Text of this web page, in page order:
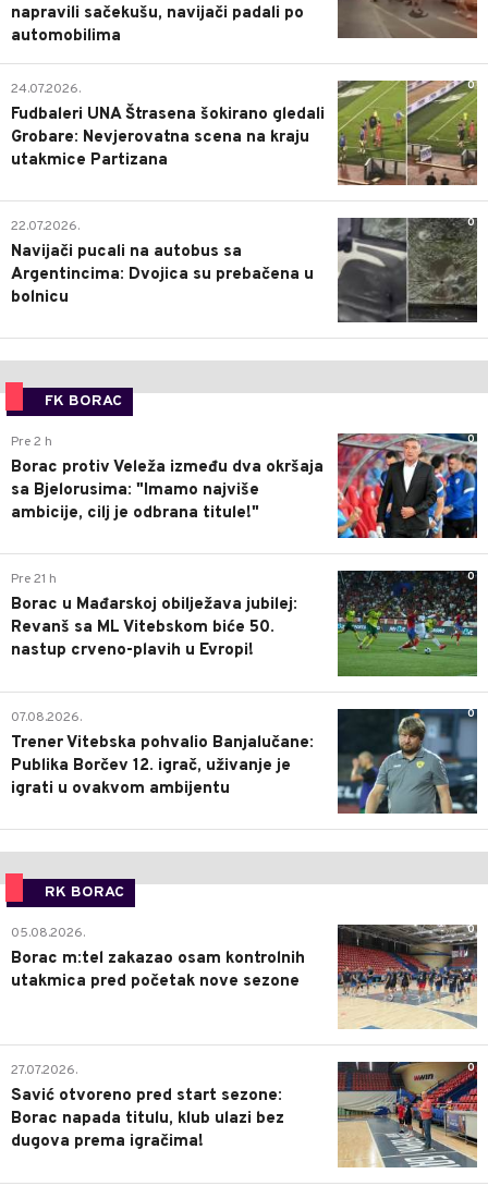
napravili sačekušu, navijači padali po
automobilima
0
24.07.2026.
Fudbaleri UNA Štrasena šokirano gledali
Grobare: Nevjerovatna scena na kraju
utakmice Partizana
0
22.07.2026.
Navijači pucali na autobus sa
Argentincima: Dvojica su prebačena u
bolnicu
FK BORAC
0
Pre 2 h
Borac protiv Veleža između dva okršaja
sa Bjelorusima: "Imamo najviše
ambicije, cilj je odbrana titule!"
0
Pre 21 h
Borac u Mađarskoj obilježava jubilej:
Revanš sa ML Vitebskom biće 50.
nastup crveno-plavih u Evropi!
0
07.08.2026.
Trener Vitebska pohvalio Banjalučane:
Publika Borčev 12. igrač, uživanje je
igrati u ovakvom ambijentu
RK BORAC
0
05.08.2026.
Borac m:tel zakazao osam kontrolnih
utakmica pred početak nove sezone
0
27.07.2026.
Savić otvoreno pred start sezone:
Borac napada titulu, klub ulazi bez
dugova prema igračima!